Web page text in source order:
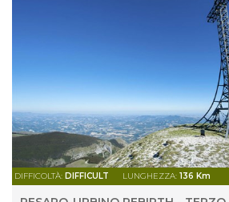
DIFFICOLTÀ: DIFFICULT LUNGHEZZA: 136 Km